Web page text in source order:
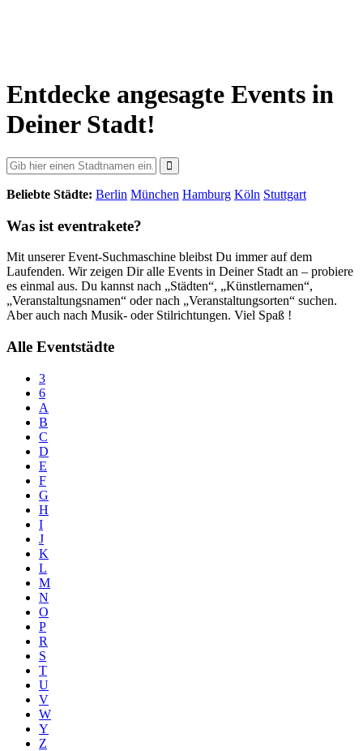
Entdecke angesagte Events in
Deiner Stadt!
Beliebte Städte: Berlin München Hamburg Köln Stuttgart
Was ist eventrakete?
Mit unserer Event-Suchmaschine bleibst Du immer auf dem
Laufenden. Wir zeigen Dir alle Events in Deiner Stadt an – probiere
es einmal aus. Du kannst nach „Städten“, „Künstlernamen“,
„Veranstaltungsnamen“ oder nach „Veranstaltungsorten“ suchen.
Aber auch nach Musik- oder Stilrichtungen. Viel Spaß !
Alle Eventstädte
3
6
A
B
C
D
E
F
G
H
I
J
K
L
M
N
O
P
R
S
T
U
V
W
Y
Z